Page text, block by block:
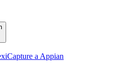
a Appian